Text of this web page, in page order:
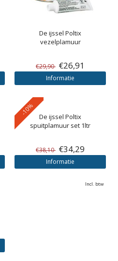
De ijssel Poltix
vezelplamuur
€29,90 €26,91
Informatie
-10% De ijssel Poltix
spuitplamuur set 1ltr
€38,10 €34,29
Informatie
Incl. btw